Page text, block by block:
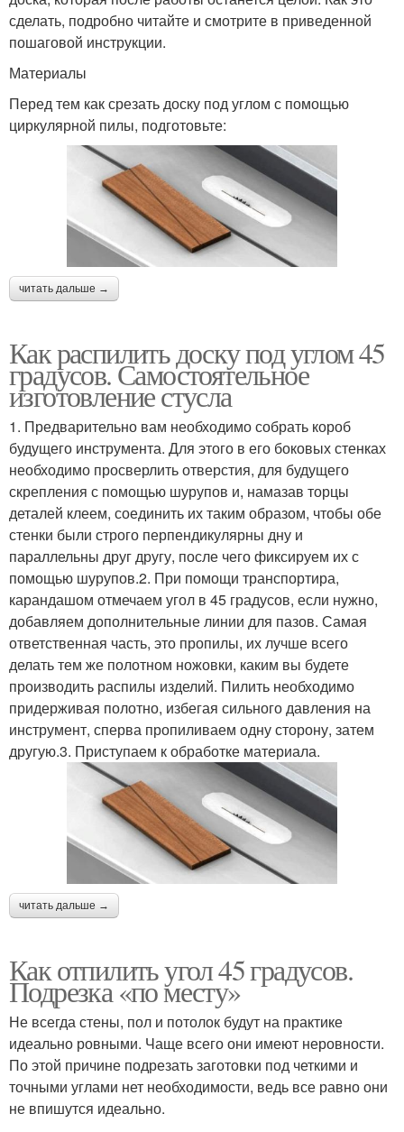
сделать, подробно читайте и смотрите в приведенной
пошаговой инструкции.
Материалы
Перед тем как срезать доску под углом с помощью
циркулярной пилы, подготовьте:
читать дальше →
Как распилить доску под углом 45
градусов. Самостоятельное
изготовление стусла
1. Предварительно вам необходимо собрать короб
будущего инструмента. Для этого в его боковых стенках
необходимо просверлить отверстия, для будущего
скрепления с помощью шурупов и, намазав торцы
деталей клеем, соединить их таким образом, чтобы обе
стенки были строго перпендикулярны дну и
параллельны друг другу, после чего фиксируем их с
помощью шурупов.2. При помощи транспортира,
карандашом отмечаем угол в 45 градусов, если нужно,
добавляем дополнительные линии для пазов. Самая
ответственная часть, это пропилы, их лучше всего
делать тем же полотном ножовки, каким вы будете
производить распилы изделий. Пилить необходимо
придерживая полотно, избегая сильного давления на
инструмент, сперва пропиливаем одну сторону, затем
другую.3. Приступаем к обработке материала.
читать дальше →
Как отпилить угол 45 градусов.
Подрезка «по месту»
Не всегда стены, пол и потолок будут на практике
идеально ровными. Чаще всего они имеют неровности.
По этой причине подрезать заготовки под четкими и
точными углами нет необходимости, ведь все равно они
не впишутся идеально.